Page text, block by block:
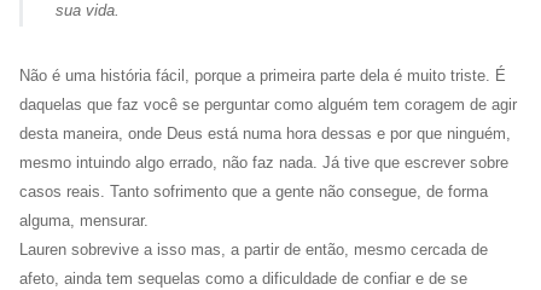
sua vida.
Não é uma história fácil, porque a primeira parte dela é muito triste. É
daquelas que faz você se perguntar como alguém tem coragem de agir
desta maneira, onde Deus está numa hora dessas e por que ninguém,
mesmo intuindo algo errado, não faz nada. Já tive que escrever sobre
casos reais. Tanto sofrimento que a gente não consegue, de forma
alguma, mensurar.
Lauren sobrevive a isso mas, a partir de então, mesmo cercada de
afeto, ainda tem sequelas como a dificuldade de confiar e de se